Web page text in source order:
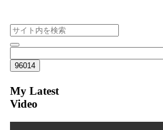
My Latest
Video